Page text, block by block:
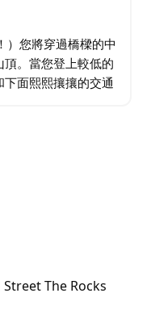
）您將穿過橋樑的中
。當您登上較低的
面熙熙攘攘的交通
The Rocks